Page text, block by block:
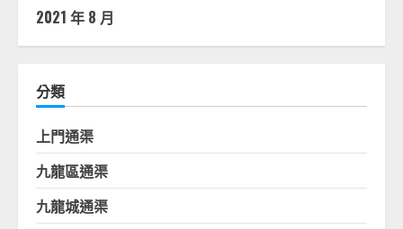
2021 年 8 月
分類
上門通渠
九龍區通渠
九龍城通渠